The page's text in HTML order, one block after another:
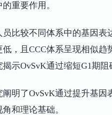
重要作用。
员比较不同体系中的基因表
，且CCC体系呈现相似
示OvSvK通过缩短G1期阻
阐明了OvSvK通过提升基
和理论基础。